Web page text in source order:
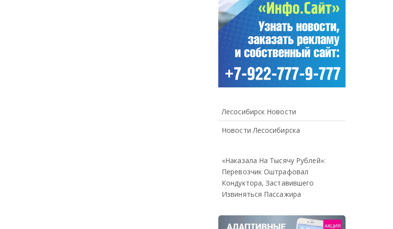
Лесосибирск Новости
Новости Лесосибирска
«Наказала На Тысячу Рублей»:
Перевозчик Оштрафовал
Кондуктора, Заставившего
Извиняться Пассажира